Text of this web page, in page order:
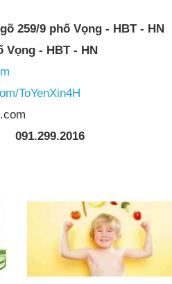
259/9 phố Vọng - HBT - HN
Vọng - HBT - HN
ToYenXin4H